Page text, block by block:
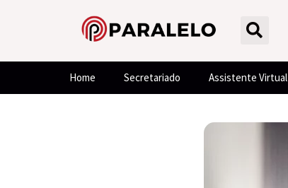
Home Secretariado Assistente Virtual